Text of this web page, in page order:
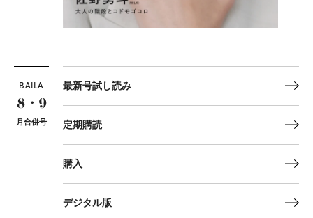
BAILA
8・9
月合併号
最新号試し読み
定期購読
購入
デジタル版